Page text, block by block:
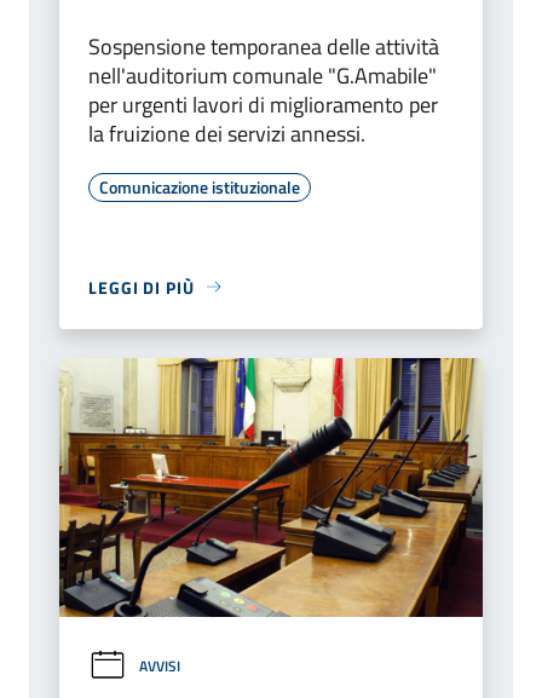
Sospensione temporanea delle attività
nell'auditorium comunale "G.Amabile"
per urgenti lavori di miglioramento per
la fruizione dei servizi annessi.
Comunicazione istituzionale
LEGGI DI PIÙ
AVVISI